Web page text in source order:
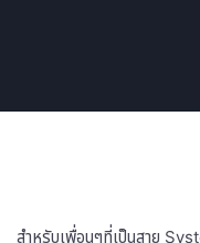
สำหรับเพื่อนๆที่เป็นสาย